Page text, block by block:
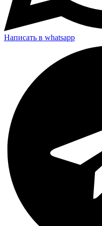
Написать в whatsapp